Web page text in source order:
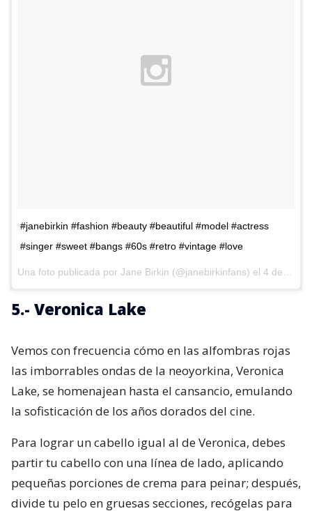
#janebirkin #fashion #beauty #beautiful #model #actress
#singer #sweet #bangs #60s #retro #vintage #love
Una foto publicada por Jane Birkin (@janebirkinfans) el 4 de Jun de 2013 a la(s) 1:44 PDT
5.- Veronica Lake
Vemos con frecuencia cómo en las alfombras rojas
las imborrables ondas de la neoyorkina, Veronica
Lake, se homenajean hasta el cansancio, emulando
la sofisticación de los años dorados del cine.
Para lograr un cabello igual al de Veronica, debes
partir tu cabello con una línea de lado, aplicando
pequeñas porciones de crema para peinar; después,
divide tu pelo en gruesas secciones, recógelas para